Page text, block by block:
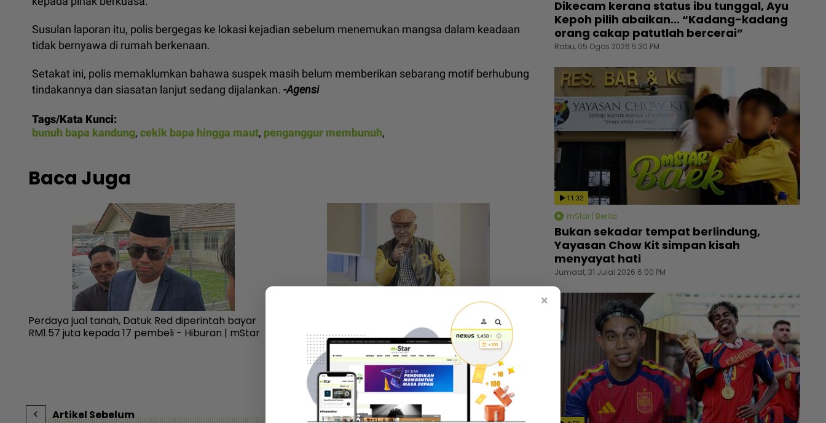
Susulan laporan itu, polis bergegas ke lokasi kejadian sebelum menemukan mangsa dalam keadaan
tidak bernyawa di rumah berkenaan.
Setakat ini, polis memaklumkan bahawa suspek masih belum memberikan sebarang motif berhubung
tindakannya dan siasatan lanjut sedang dijalankan. -Agensi
Tags/Kata Kunci:
bunuh bapa kandung, cekik bapa hingga maut, penganggur membunuh,
Baca Juga
Perdaya jual tanah, Datuk Red diperintah bayar
RM1.57 juta kepada 17 pembeli - Hiburan | mStar
“Sengaja tak nak bayar kan?“ - Pemilik rumah sewa
serang balas Rahim Omar, doakan menang
KES2026 boleh bayar hutang - Hiburan | mStar
10 pelakon veteran berentap dalam Kilauan Emas
Selebriti 2026, sumbangan mingguan untuk artis
memerlukan - Hiburan | mStar
Kubur
fasal
anak
Artikel Sebelum Artikel Berikut
Dikecam kerana status ibu tunggal, Ayu
Kepoh pilih abaikan... “Kadang-kadang
orang cakap patutlah bercerai”
Rabu, 05 Ogos 2026 5:30 PM
11:32
mStar | Berita
Bukan sekadar tempat berlindung,
Yayasan Chow Kit simpan kisah
menyayat hati
Jumaat, 31 Julai 2026 6:00 PM
×